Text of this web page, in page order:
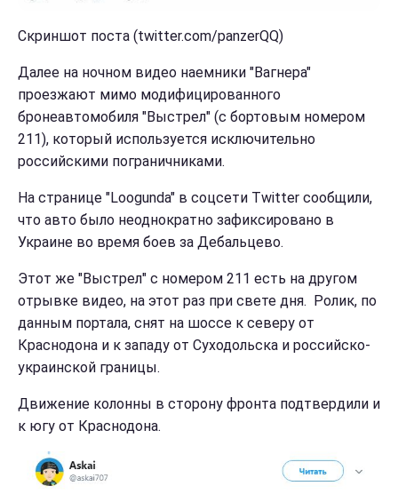
Скриншот поста (twitter.com/panzerQQ)
Далее на ночном видео наемники "Вагнера"
проезжают мимо модифицированного
бронеавтомобиля "Выстрел" (с бортовым номером
211), который используется исключительно
российскими пограничниками.
На странице "Loogunda" в соцсети Twitter сообщили,
что авто было неоднократно зафиксировано в
Украине во время боев за Дебальцево.
Этот же "Выстрел" с номером 211 есть на другом
отрывке видео, на этот раз при свете дня. Ролик, по
данным портала, снят на шоссе к северу от
Краснодона и к западу от Суходольска и российско-
украинской границы.
Движение колонны в сторону фронта подтвердили и
к югу от Краснодона.